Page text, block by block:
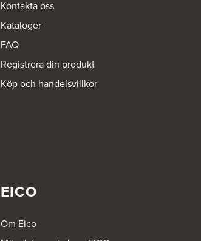
Kontakta oss
Kataloger
FAQ
Registrera din produkt
Köp och handelsvillkor
EICO
Om Eico